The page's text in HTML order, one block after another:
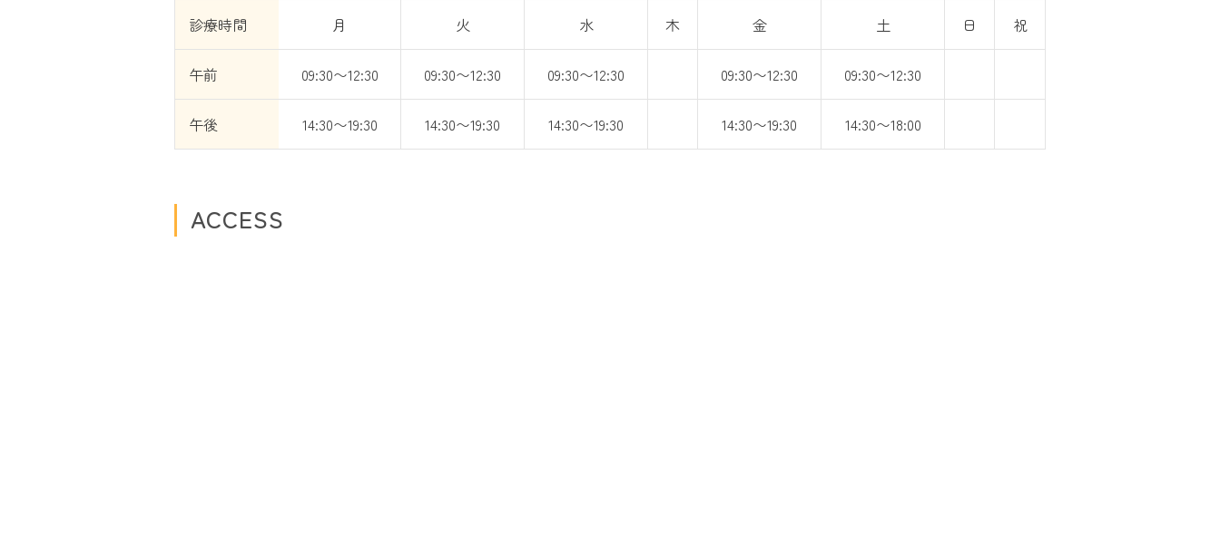
診療時間 月 火 水 木 金 土 日 祝
午前 09:30〜12:30 09:30〜12:30 09:30〜12:30 09:30〜12:30 09:30〜12:30
午後 14:30〜19:30 14:30〜19:30 14:30〜19:30 14:30〜19:30 14:30〜18:00
ACCESS